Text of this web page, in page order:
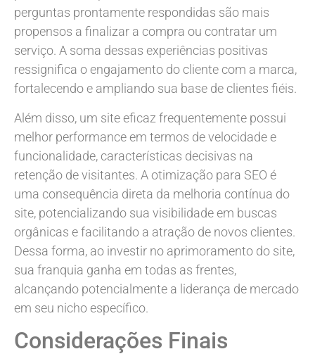
perguntas prontamente respondidas são mais
propensos a finalizar a compra ou contratar um
serviço. A soma dessas experiências positivas
ressignifica o engajamento do cliente com a marca,
fortalecendo e ampliando sua base de clientes fiéis.
Além disso, um site eficaz frequentemente possui
melhor performance em termos de velocidade e
funcionalidade, características decisivas na
retenção de visitantes. A otimização para SEO é
uma consequência direta da melhoria contínua do
site, potencializando sua visibilidade em buscas
orgânicas e facilitando a atração de novos clientes.
Dessa forma, ao investir no aprimoramento do site,
sua franquia ganha em todas as frentes,
alcançando potencialmente a liderança de mercado
em seu nicho específico.
Considerações Finais